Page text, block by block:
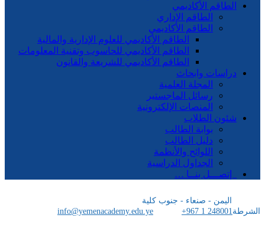
الطاقم الأكاديمي
الطاقم الإداري
الطاقم الأكاديمي
الطاقم الأكاديمي للعلوم الإدارية والمالية
الطاقم الأكاديمي للحاسوب وتقنية المعلومات
الطاقم الأكاديمي للشريعة والقانون
دراسات وابحاث
المجلة العلمية
رسائل الماجستير
المنصات الإلكترونية
شئون الطلاب
بوابة الطالب
دليل الطالب
اللوائح والأنظمة
الجداول الدراسية
إتصـــل بنــا …
اليمن - صنعاء - جنوب كلية
الشرطة
info@yemenacademy.edu.ye +967 1 248001